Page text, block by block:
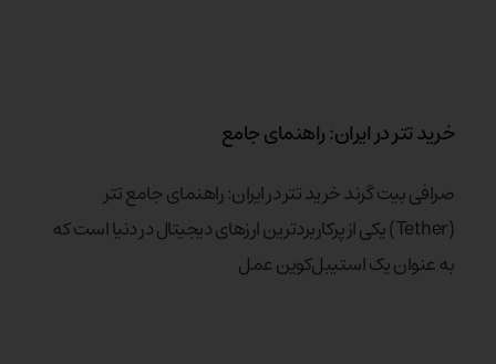
خرید تتر در ایران: راهنمای جامع
صرافی بیت گرند خرید تتر در ایران: راهنمای جامع تتر
(Tether) یکی از پرکاربردترین ارزهای دیجیتال در دنیا است که
به عنوان یک استیبل‌کوین عمل